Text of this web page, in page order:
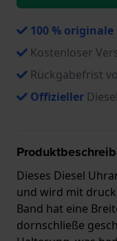
100 % originale
Kostenloser
Rückgabefrist
Offizieller
Dieses Diesel
und wird mit
Band hat eine
dornschließe